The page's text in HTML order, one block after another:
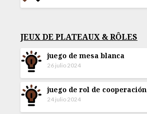
JEUX DE PLATEAUX & RÔLES
juego de mesa blanca
26 julio 2024
juego de rol de cooperación
24 julio 2024